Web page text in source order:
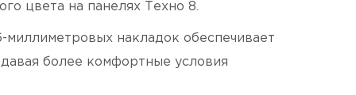
цвета на панелях Техно 8.
миллиметровых накладок обеспечивает
более комфортные условия